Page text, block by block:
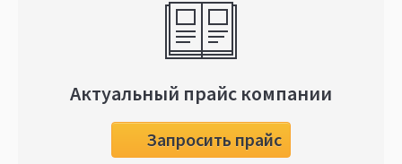
Актуальный прайс компании
Запросить прайс